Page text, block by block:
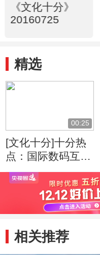
《文化十分》
20160725
精选
00:25
[文化十分]十分热
点：国际数码互动
娱乐发展：游戏新
时代 拥抱泛娱乐
相关推荐